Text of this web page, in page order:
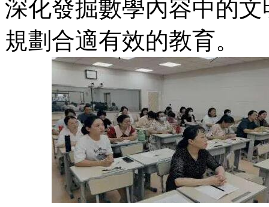
深化發掘數學內容中的
規劃合適有效的教育。